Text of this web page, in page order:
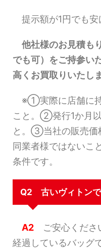
提示額が1円でも安
他社様のお見積も
でも可）をご持参い
高くお買取りいたし
※①実際に店舗に持
こと。②発行1か月
と。③当社の販売
同業者様ではない
条件です。
Q2 古いヴィトンで
A2 ご安心くださ
経過しているバッグ